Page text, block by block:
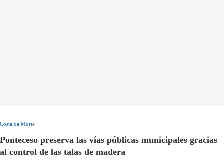
Costa da Morte
Ponteceso preserva las vías públicas municipales gracias
al control de las talas de madera